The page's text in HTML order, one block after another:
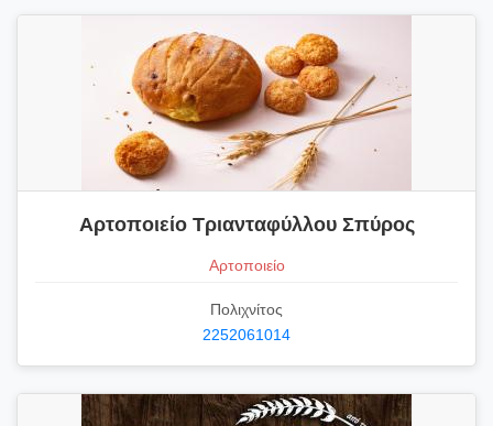
Αρτοποιείο Τριανταφύλλου Σπύρος
Αρτοποιείο
Πολιχνίτος
2252061014